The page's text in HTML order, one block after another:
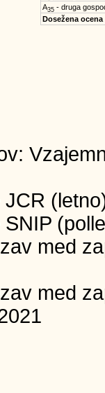
A35- druga
Dosežena ocena
med
med